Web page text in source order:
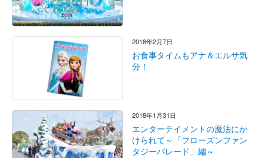
2018年2月7日
お食事タイムもアナ＆エルサ気
分！
2018年1月31日
エンターテイメントの魔法にか
けられて～「フローズンファン
タジーパレード」編～